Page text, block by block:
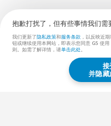
联系我
G5
© 2026 G5
抱歉打扰了，但有些事情我们
我们更新了隐私政策和服务条款 ，以反映近
钮或继续使用本网站，即表示您同意 G5 使
则。如需了解详情，请单击此处。
并隐